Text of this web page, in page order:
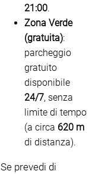
21:00.
Zona Verde
(gratuita):
parcheggio
gratuito
disponibile
24/7, senza
limite di tempo
(a circa 620 m
di distanza).
Se prevedi di